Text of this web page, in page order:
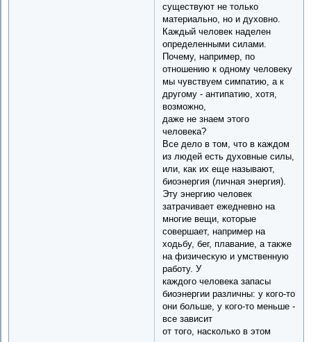
существуют не только
материально, но и духовно.
Каждый человек наделен
определенными силами.
Почему, например, по
отношению к одному человеку
мы чувствуем симпатию, а к
другому - антипатию, хотя,
возможно,
даже не знаем этого
человека?
Все дело в том, что в каждом
из людей есть духовные силы,
или, как их еще называют,
биоэнергия (личная энергия).
Эту энергию человек
затрачивает ежедневно на
многие вещи, которые
совершает, например на
ходьбу, бег, плавание, а также
на физическую и умственную
работу. У
каждого человека запасы
биоэнергии различны: у кого-то
они больше, у кого-то меньше -
все зависит
от того, насколько в этом